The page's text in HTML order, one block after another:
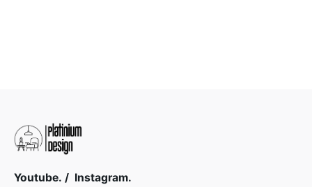
Youtube. / Instagram.